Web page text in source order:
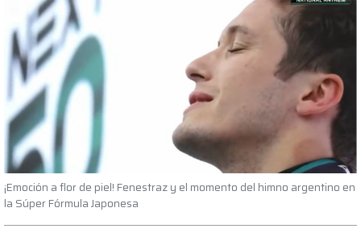
¡Emoción a flor de piel! Fenestraz y el momento del himno argentino en
la Súper Fórmula Japonesa